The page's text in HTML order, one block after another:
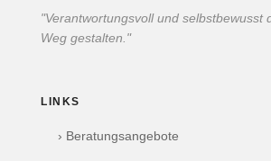
"Verantwortungsvoll und selbstbewusst
Weg gestalten."
LINKS
› Beratungsangebote